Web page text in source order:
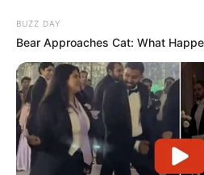
BUZZ DAY
Bear Approaches Cat: What